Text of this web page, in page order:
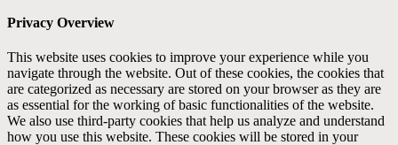
Privacy Overview
This website uses cookies to improve your experience while you
navigate through the website. Out of these cookies, the cookies that
are categorized as necessary are stored on your browser as they are
as essential for the working of basic functionalities of the website.
We also use third-party cookies that help us analyze and understand
how you use this website. These cookies will be stored in your